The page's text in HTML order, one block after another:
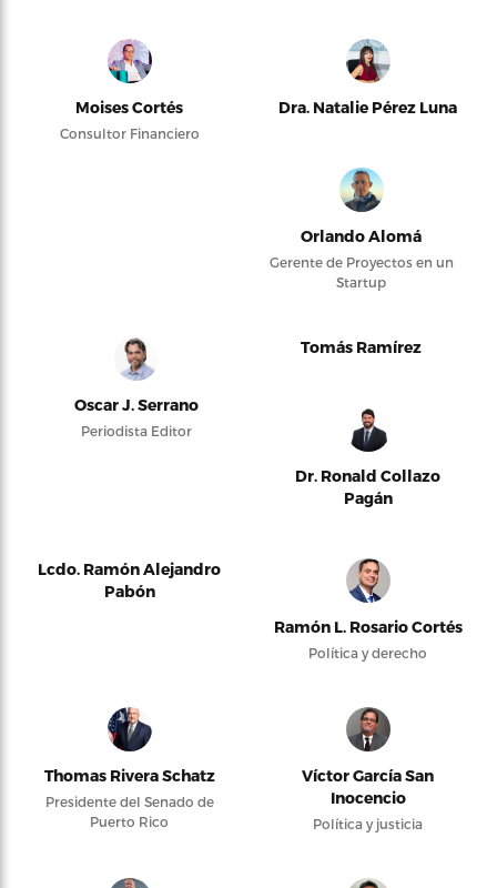
Moises Cortés
Consultor Financiero
Dra. Natalie Pérez Luna
Orlando Alomá
Gerente de Proyectos en un
Startup
Oscar J. Serrano
Periodista Editor
Tomás Ramírez
Dr. Ronald Collazo
Pagán
Lcdo. Ramón Alejandro
Pabón
Ramón L. Rosario Cortés
Política y derecho
Thomas Rivera Schatz
Presidente del Senado de
Puerto Rico
Víctor García San
Inocencio
Política y justicia